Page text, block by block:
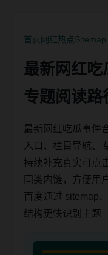
首页网红热点Sitemap
最新网红吃
专题阅读路
最新网红吃瓜事件
入口、栏目导航、
持续补充真实可点
同类内链，方便用
百度通过 sitemap
结构更快识别主题